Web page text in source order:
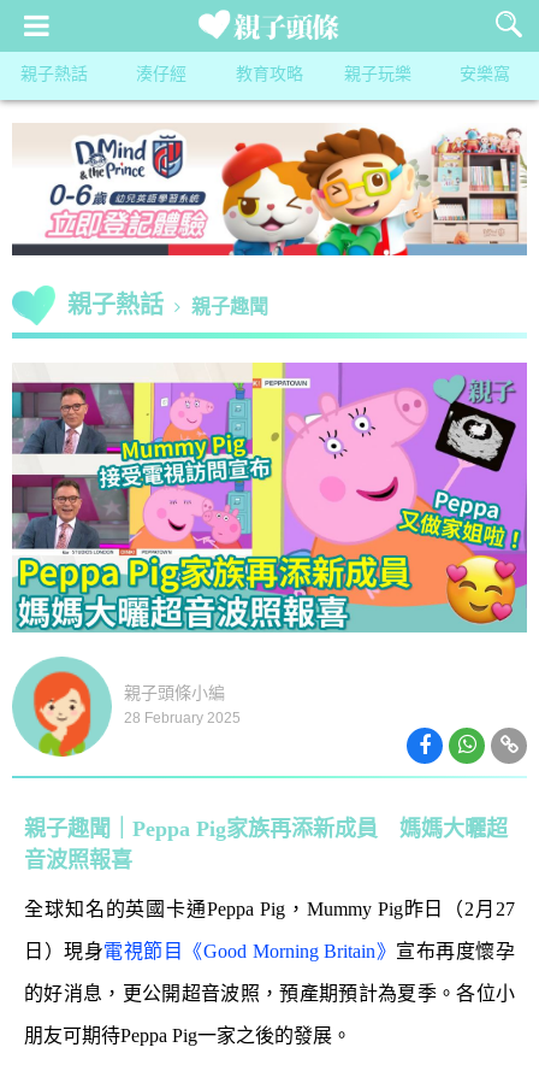
親子熱話 湊仔經 教育攻略 親子玩樂 安樂窩
親子熱話 親子趣聞
親子頭條小編
28 February 2025
親子趣聞｜Peppa Pig家族再添新成員 媽媽大曬超
音波照報喜
全球知名的英國卡通Peppa Pig，Mummy Pig昨日（2月27
日）現身電視節目《Good Morning Britain》 宣布再度懷孕
的好消息，更公開超音波照，預產期預計為夏季。各位小
朋友可期待Peppa Pig一家之後的發展。